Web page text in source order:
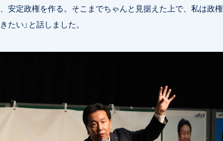
安定政権を作る。そこまでちゃんと見据えた上で、私は政
たい」と話しました。